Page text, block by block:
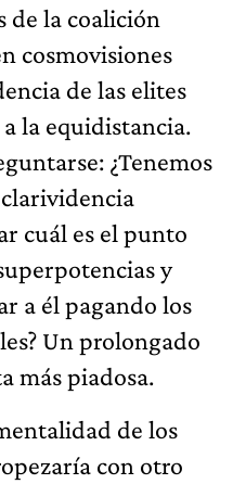
de la coalición
cosmovisiones
de las elites
la equidistancia.
¿Tenemos
cuál es el punto
y
a él pagando los
Un prolongado
más piadosa.
de los
con otro